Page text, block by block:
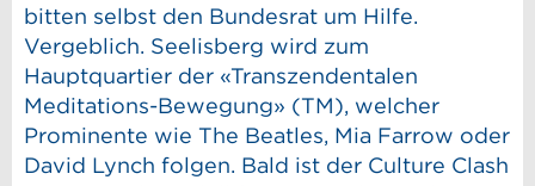
bitten selbst den Bundesrat um Hilfe.
Vergeblich. Seelisberg wird zum
Hauptquartier der «Transzendentalen
Meditations-Bewegung» (TM), welcher
Prominente wie The Beatles, Mia Farrow oder
David Lynch folgen. Bald ist der Culture Clash